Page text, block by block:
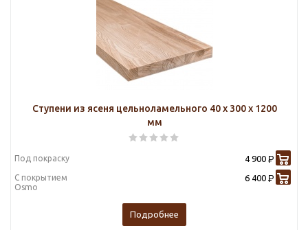
Ступени из ясеня цельноламельного 40 х 300 х 1200
мм
Под покраску 4 900 Р
С покрытием
Osmo
6 400 Р
Подробнее